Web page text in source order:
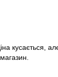
кусається,